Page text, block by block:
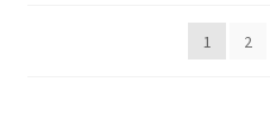
1 2